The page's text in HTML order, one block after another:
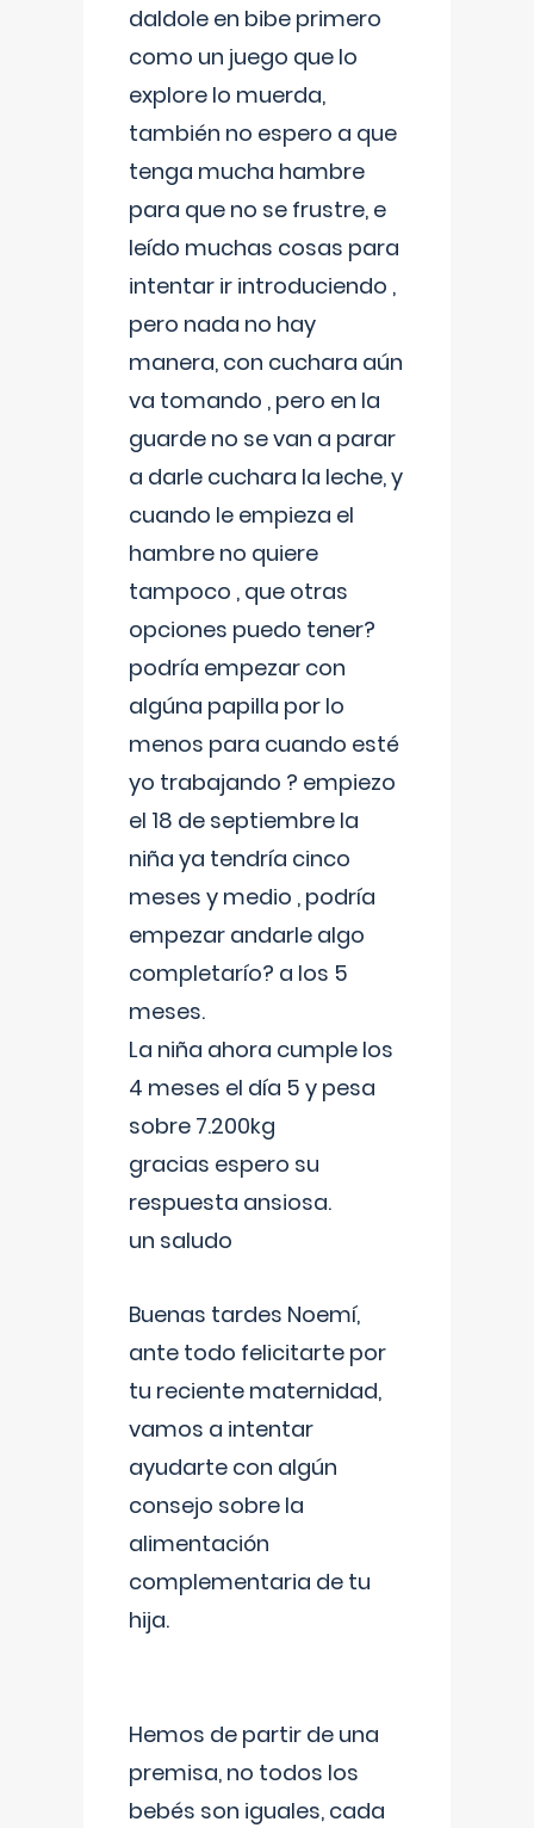
daldole en bibe primero
como un juego que lo
explore lo muerda,
también no espero a que
tenga mucha hambre
para que no se frustre, e
leído muchas cosas para
intentar ir introduciendo ,
pero nada no hay
manera, con cuchara aún
va tomando , pero en la
guarde no se van a parar
a darle cuchara la leche, y
cuando le empieza el
hambre no quiere
tampoco , que otras
opciones puedo tener?
podría empezar con
algúna papilla por lo
menos para cuando esté
yo trabajando ? empiezo
el 18 de septiembre la
niña ya tendría cinco
meses y medio , podría
empezar andarle algo
completarío? a los 5
meses.
La niña ahora cumple los
4 meses el día 5 y pesa
sobre 7.200kg
gracias espero su
respuesta ansiosa.
un saludo
Buenas tardes Noemí,
ante todo felicitarte por
tu reciente maternidad,
vamos a intentar
ayudarte con algún
consejo sobre la
alimentación
complementaria de tu
hija.
Hemos de partir de una
premisa, no todos los
bebés son iguales, cada